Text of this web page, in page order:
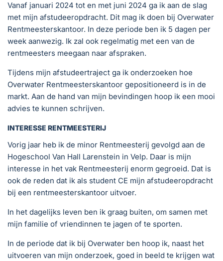
Vanaf januari 2024 tot en met juni 2024 ga ik aan de slag
met mijn afstudeeropdracht. Dit mag ik doen bij Overwater
Rentmeesterskantoor. In deze periode ben ik 5 dagen per
week aanwezig. Ik zal ook regelmatig met een van de
rentmeesters meegaan naar afspraken.
Tijdens mijn afstudeertraject ga ik onderzoeken hoe
Overwater Rentmeesterskantoor gepositioneerd is in de
markt. Aan de hand van mijn bevindingen hoop ik een mooi
advies te kunnen schrijven.
INTERESSE RENTMEESTERIJ
Vorig jaar heb ik de minor Rentmeesterij gevolgd aan de
Hogeschool Van Hall Larenstein in Velp. Daar is mijn
interesse in het vak Rentmeesterij enorm gegroeid. Dat is
ook de reden dat ik als student CE mijn afstudeeropdracht
bij een rentmeesterskantoor uitvoer.
In het dagelijks leven ben ik graag buiten, om samen met
mijn familie of vriendinnen te jagen of te sporten.
In de periode dat ik bij Overwater ben hoop ik, naast het
uitvoeren van mijn onderzoek, goed in beeld te krijgen wat